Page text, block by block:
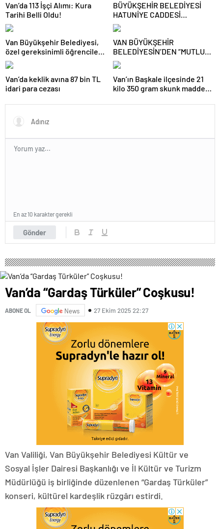
Van’da 113 İşçi Alımı: Kura
Tarihi Belli Oldu!
BÜYÜKŞEHİR BELEDİYESİ
HATUNİYE CADDESİ
BAĞLANTI YOLUNDA
ÇALIŞMALARINA BAŞLADI
Van Büyükşehir Belediyesi,
özel gereksinimli öğrencilere
ile akranlarına yönelik destek
programı düzenledi
VAN BÜYÜKŞEHİR
BELEDİYESİN’DEN “MUTLU
AİLE, MUTLU ÇOCUK”
KONFERANSI
Van’da keklik avına 87 bin TL
idari para cezası
Van’ın Başkale ilçesinde 21
kilo 350 gram skunk maddesi
Gönder
En az 10 karakter gerekli
Van’da “Gardaş Türküler” Coşkusu!
ABONE OL News 27 Ekim 2025 22:27
Van Valiliği, Van Büyükşehir Belediyesi Kültür ve
Sosyal İşler Dairesi Başkanlığı ve İl Kültür ve Turizm
Müdürlüğü iş birliğinde düzenlenen “Gardaş Türküler”
konseri, kültürel kardeşlik rüzgârı estirdi.